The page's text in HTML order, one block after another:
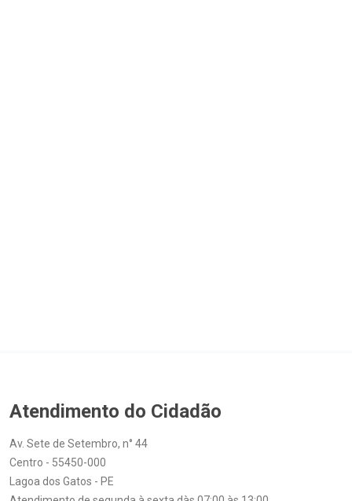
Lagoa dos Gatos - PE
ouvidoria@lagoadosgatos.pe.gov.br
+55 81 3692.1156